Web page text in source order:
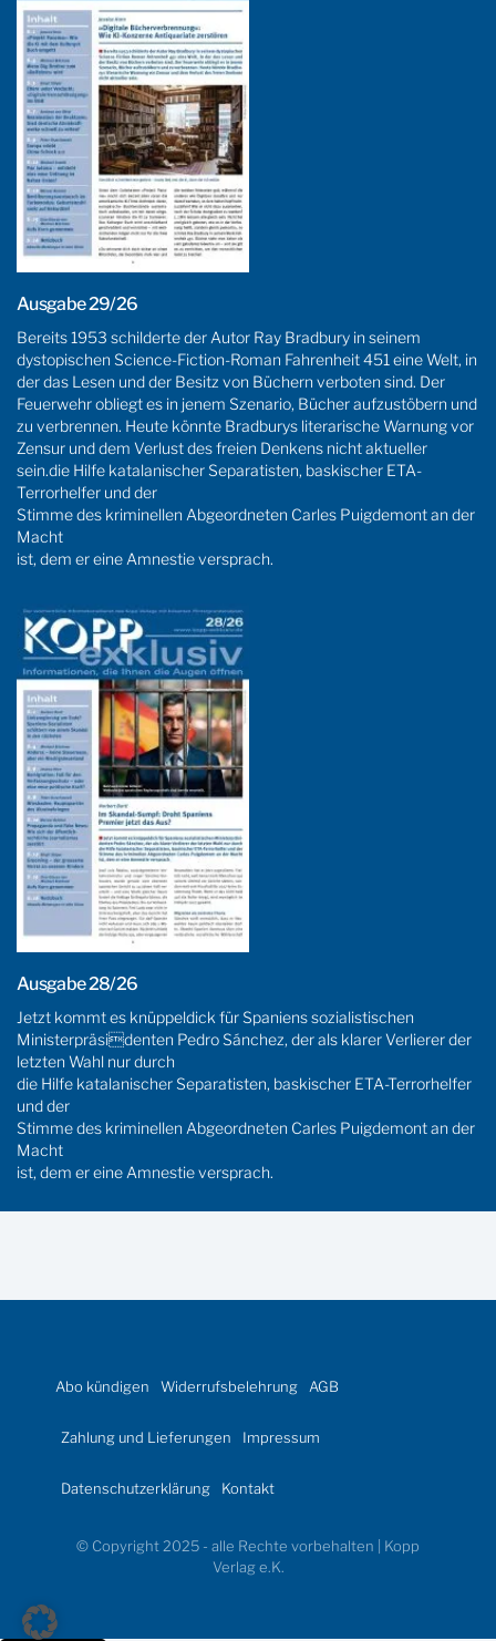
Ausgabe 29/26
Bereits 1953 schilderte der Autor Ray Bradbury in seinem
dystopischen Science-Fiction-Roman Fahrenheit 451 eine Welt, in
der das Lesen und der Besitz von Büchern verboten sind. Der
Feuerwehr obliegt es in jenem Szenario, Bücher aufzustöbern und
zu verbrennen. Heute könnte Bradburys literarische Warnung vor
Zensur und dem Verlust des freien Denkens nicht aktueller
sein.die Hilfe katalanischer Separatisten, baskischer ETA-
Terrorhelfer und der
Stimme des kriminellen Abgeordneten Carles Puigdemont an der
Macht
ist, dem er eine Amnestie versprach.
Ausgabe 28/26
Jetzt kommt es knüppeldick für Spaniens sozialistischen
Ministerpräsidenten Pedro Sánchez, der als klarer Verlierer der
letzten Wahl nur durch
die Hilfe katalanischer Separatisten, baskischer ETA-Terrorhelfer
und der
Stimme des kriminellen Abgeordneten Carles Puigdemont an der
Macht
ist, dem er eine Amnestie versprach.
Abo kündigen Widerrufsbelehrung AGB
Zahlung und Lieferungen Impressum
Datenschutzerklärung Kontakt
© Copyright 2025 - alle Rechte vorbehalten | Kopp
Verlag e.K.